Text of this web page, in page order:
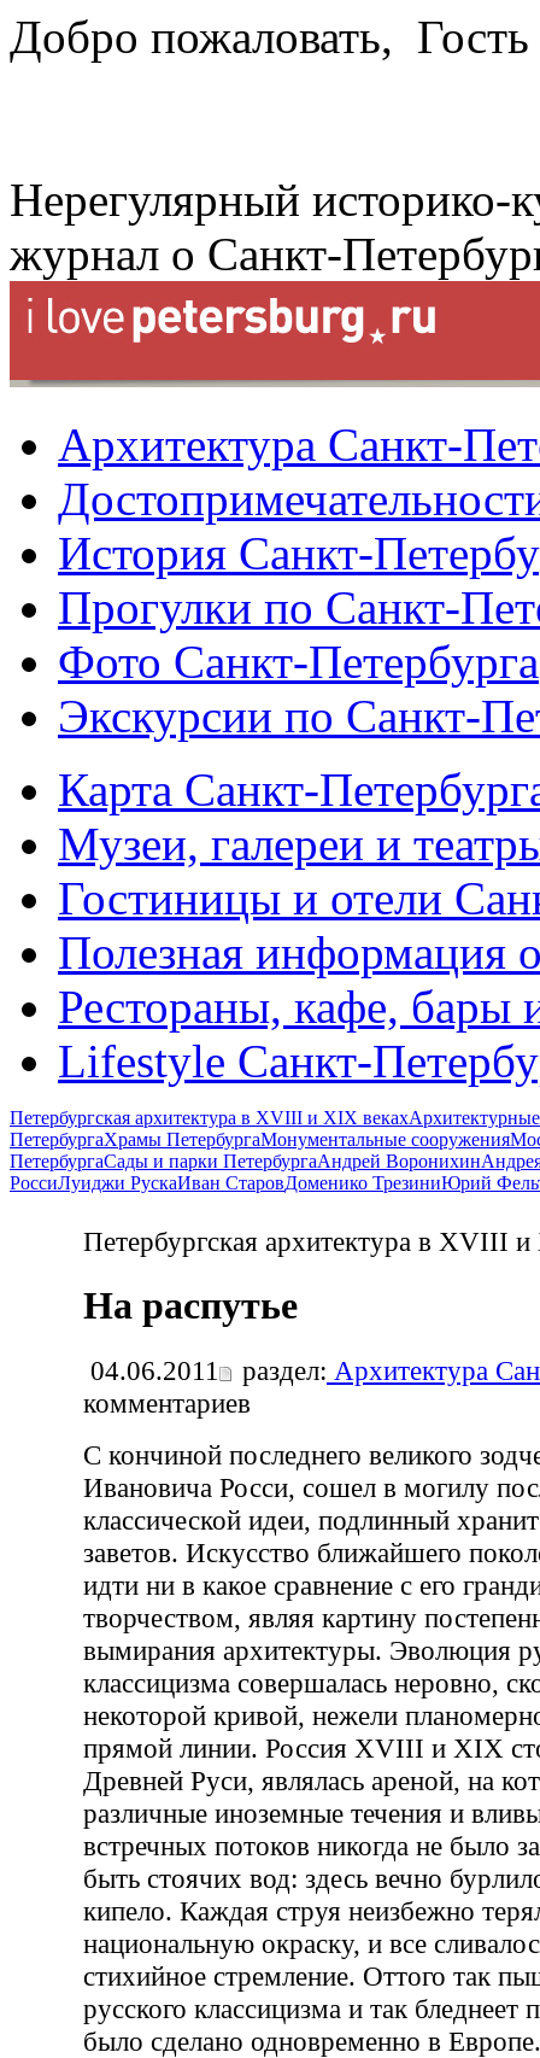
Добро пожаловать, Гость
Нерегулярный историко-
журнал о Санкт-
Архитектура Санкт-
История Санкт-
Прогулки по Санкт-
Фото Санкт-Петербурга
Экскурсии по Санкт-
Карта Санкт-
Музеи, галереи и
Гостиницы и отели
Полезная информация
Рестораны, кафе, бары
Lifestyle Санкт-
Петербургская архитектура в XVIII и XIX веках
ПетербургаХрамы ПетербургаМонументальные сооружения
ПетербургаСады и парки ПетербургаАндрей Воронихин
РоссиЛуиджи РускаИван СтаровДоменико ТрезиниЮрий
Петербургская архитектура в XVIII
На распутье
04.06.2011 раздел: Архитектура
комментариев
С кончиной последнего великого
Ивановича Росси, сошел в могилу
классической идеи, подлинный
заветов. Искусство ближайшего
идти ни в какое сравнение с его
творчеством, являя картину
вымирания архитектуры. Эволюция
классицизма совершалась неровно,
некоторой кривой, нежели
прямой линии. Россия XVIII и XIX
Древней Руси, являлась ареной, на
различные иноземные течения и
встречных потоков никогда не было
быть стоячих вод: здесь вечно
кипело. Каждая струя неизбежно
национальную окраску, и все
стихийное стремление. Оттого так
русского классицизма и так бледнеет
было сделано одновременно в Европе.